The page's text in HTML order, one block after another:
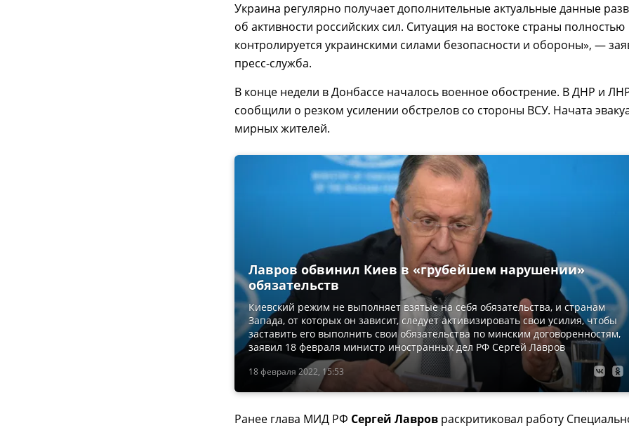
Украина регулярно получает дополнительные актуальные данные
об активности российских сил. Ситуация на востоке страны полностью
контролируется украинскими силами безопасности и обороны», —
пресс-служба.
В конце недели в Донбассе началось военное обострение. В ДНР и
сообщили о резком усилении обстрелов со стороны ВСУ. Начата
мирных жителей.
18 февраля 2022, 15:53
Лавров обвинил Киев в «грубейшем нарушении»
обязательств
Киевский режим не выполняет взятые на себя обязательства, и странам
Запада, от которых он зависит, следует активизировать свои усилия, чтобы
заставить его выполнить свои обязательства по минским договоренностям,
заявил 18 февраля министр иностранных дел РФ Сергей Лавров
Ранее глава МИД РФ Сергей Лавров раскритиковал работу